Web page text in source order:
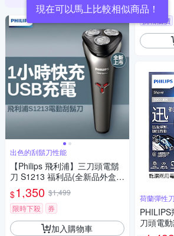
現在可以馬上比較相似商品！
出色的刮鬍刀性能
【Philips 飛利浦】三刀頭電鬍
刀 S1213 福利品(全新品外盒凹
損)
$1,350 $1,499
限時下殺
券
加入購物車
4.5
挑戰低價
荷蘭彈性
刀頭電